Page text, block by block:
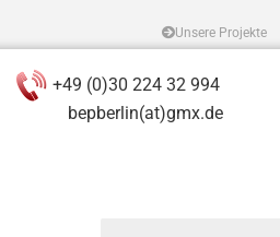
Unsere Projekte
+49 (0)30 224 32 994
bepberlin(at)gmx.de